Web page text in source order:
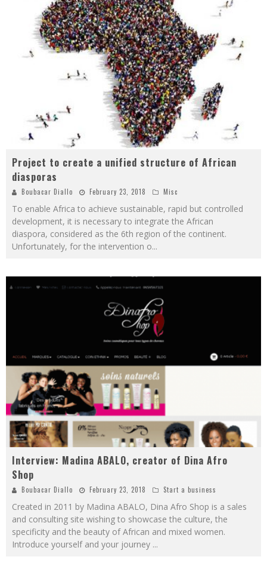
Project to create a unified structure of African
diasporas
Boubacar Diallo February 23, 2018 Misc
To enable Africa to achieve sustainable, rapid but controlled
development, it is necessary to integrate the African
diaspora, considered as the 6th region of the continent.
Unfortunately, for the intervention o...
Interview: Madina ABALO, creator of Dina Afro
Shop
Boubacar Diallo February 23, 2018 Start a business
Created in 2011 by Madina ABALO, Dina Afro Shop is a sales
and consulting site wishing to showcase the culture, the
specificity and the beauty of African and mixed women.
Introduce yourself and your journey ...